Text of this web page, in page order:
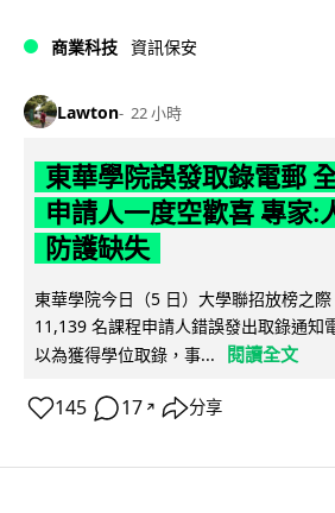
商業科技 資訊保安
Lawton 22 小時
東華學院誤發取錄電郵
申請人一度空歡喜 專家:
防護缺失
東華學院今日（5 日）大學聯招放榜之
11,139 名課程申請人錯誤發出取錄通知
以為獲得學位取錄，事...
閱讀全文
145 17 ↗ 分享